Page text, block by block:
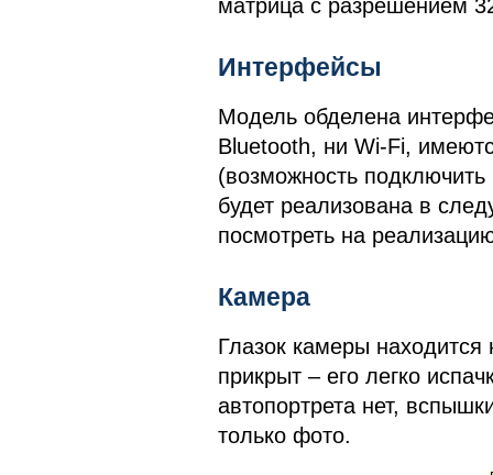
матрица с разрешением
Интерфейсы
Модель обделена
Bluetooth, ни Wi-Fi,
(возможность
будет реализована в
посмотреть на
Камера
Глазок камеры находится
прикрыт – его легко
автопортрета нет,
только фото.